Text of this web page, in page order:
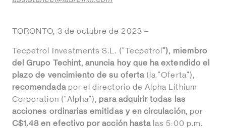
TORONTO, 3 de octubre de 2023 –
Tecpetrol Investments S.L. ("Tecpetrol"), miembro
del Grupo Techint, anuncia hoy que ha extendido el
plazo de vencimiento de su oferta (la "Oferta"),
recomendadapor el directorio de Alpha Lithium
Corporation ("Alpha"), para adquirir todas las
acciones ordinarias emitidas y en circulación, por
C$1.48 en efectivo por acción hasta las 5:00 p.m.